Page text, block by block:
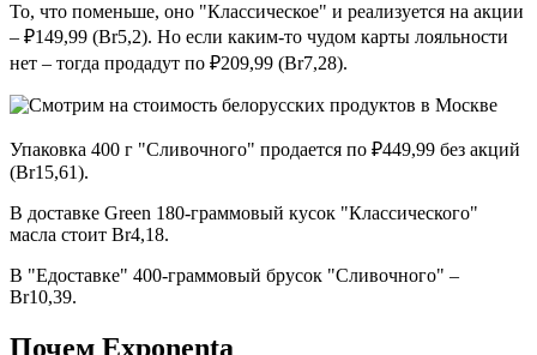
То, что поменьше, оно "Классическое" и реализуется на акции
– ₽149,99 (Br5,2). Но если каким-то чудом карты лояльности
нет – тогда продадут по ₽209,99 (Br7,28).
Упаковка 400 г "Сливочного" продается по ₽449,99 без акций
(Br15,61).
В доставке Green 180-граммовый кусок "Классического"
масла стоит Br4,18.
В "Едоставке" 400-граммовый брусок "Сливочного" –
Br10,39.
Почем Exponenta